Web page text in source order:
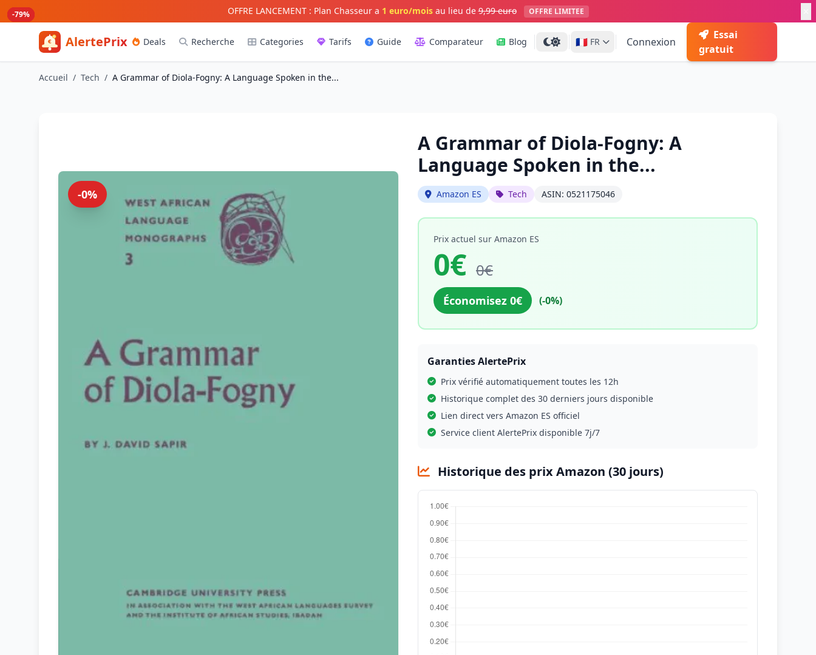
Aller au contenu principal OFFRE LANCEMENT : Plan Chasseur a 1 euro/mois au lieu de9,99 euro OFFRE LIMITEE
AlertePrix
Meilleurs deals Amazon France
Deals Recherche Categories Tarifs Guide Comparateur Blog 🇫🇷 FR Connexion
Essai
gratuit
Accueil / Tech / A Grammar of Diola-Fogny: A Language Spoken in the...
-0%
A Grammar of Diola-Fogny: A
Language Spoken in the...
Amazon ES Tech ASIN: 0521175046
Prix actuel sur Amazon ES
0€ 0€
Économisez 0€ (-0%)
Garanties AlertePrix
Prix vérifié automatiquement toutes les 12h
Historique complet des 30 derniers jours disponible
Lien direct vers Amazon ES officiel
Service client AlertePrix disponible 7j/7
Historique des prix Amazon (30 jours)
-80%
-80%
-79%
-79%